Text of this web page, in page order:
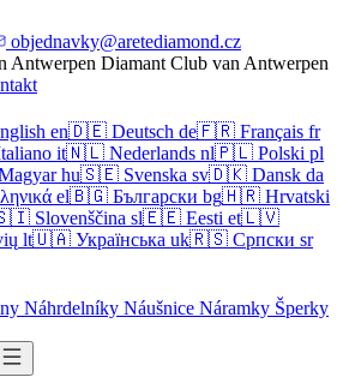
objednavky@aretediamond.cz
Antwerpen Diamant Club van Antwerpen
en🇩🇪 Deutsch de🇫🇷 Français fr
it🇳🇱 Nederlands nl🇵🇱 Polski pl
hu🇸🇪 Svenska sv🇩🇰 Dansk da
el🇧🇬 Български bg🇭🇷 Hrvatski
Slovenščina sl🇪🇪 Eesti et🇱🇻
lt🇺🇦 Українська uk🇷🇸 Српски sr
Náhrdelníky Náušnice Náramky Šperky